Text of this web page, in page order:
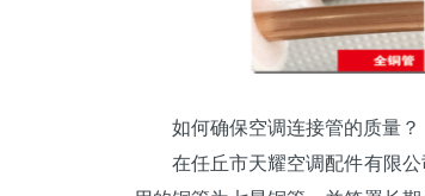
如何确保空调连接管的质量？
在任丘市天耀空调配件有限公